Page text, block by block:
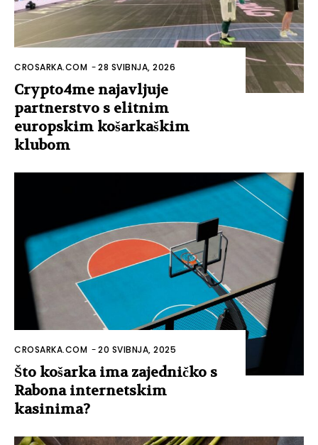
CROSARKA.COM -28 SVIBNJA, 2026
Crypto4me najavljuje
partnerstvo s elitnim
europskim košarkaškim
klubom
CROSARKA.COM -20 SVIBNJA, 2025
Što košarka ima zajedničko s
Rabona internetskim
kasinima?